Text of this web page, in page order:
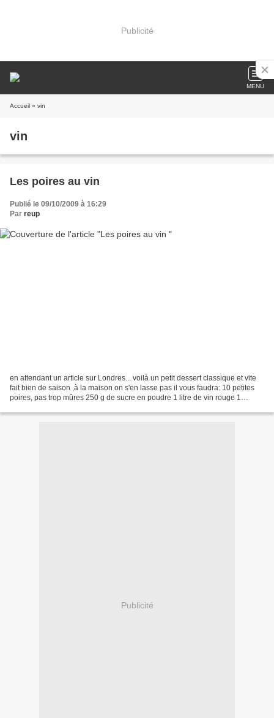
Publicité
MENU
Accueil » vin
vin
Les poires au vin
Publié le 09/10/2009 à 16:29
Par reup
en attendant un article sur Londres... voilà un petit dessert classique et vite
fait bien de saison ,à la maison on s'en lasse pas il vous faudra: 10 petites
poires, pas trop mûres 250 g de sucre en poudre 1 litre de vin rouge 1
Publicité